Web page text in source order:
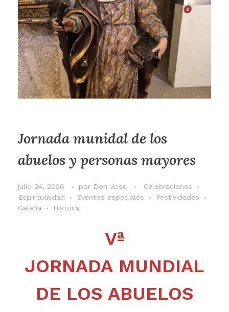
Jornada munidal de los
abuelos y personas mayores
julio 24, 2026 por Don Jose
Celebraciones
Espiritualidad
Eventos especiales
Festividades
Galería
Historia
Vª
JORNADA MUNDIAL
DE LOS ABUELOS